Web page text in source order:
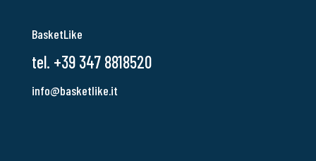
BasketLike
tel. +39 347 8818520
info@basketlike.it